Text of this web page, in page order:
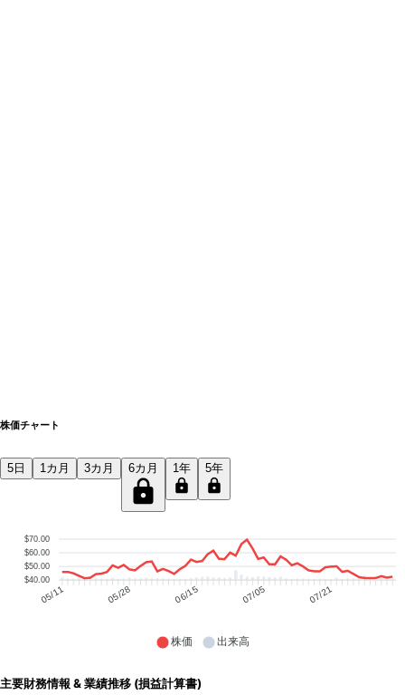
株価チャート
5日 1カ月 3カ月 6カ月 1年 5年
$70.00
$60.00
$50.00
$40.00
05/11 05/28 06/15 07/05 07/21
株価 出来高
主要財務情報 & 業績推移 (損益計算書)